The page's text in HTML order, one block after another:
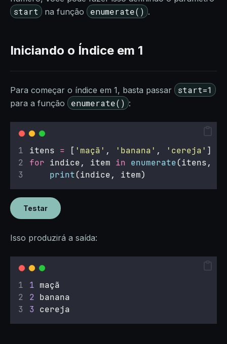
start na função enumerate() .
Iniciando o Índice em 1
Para começar o índice em 1, basta passar start=1
para a função enumerate() :
itens = [ ' maçã ' , ' banana ' , ' cereja ' ]
for indice, item in enumerate(itens,
print(indice, item)
Testar
Isso produzirá a saída:
1 maçã
2 banana
3 cereja